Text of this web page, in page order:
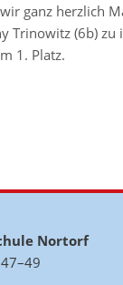
ganz herzlich
Trinowitz (6b) zu
1. Platz.
Nortorf